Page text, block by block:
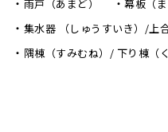
雨戸（あまど）
幕板（ま
集水器 （しゅうすいき）/上
隅棟（すみむね）/ 下り棟（